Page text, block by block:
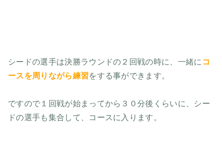
シードの選手は決勝ラウンドの２回戦の時に、一緒に コ
ースを周りながら練習をする事ができます。
ですので１回戦が始まってから３０分後くらいに、シー
ドの選手も集合して、コースに入ります。